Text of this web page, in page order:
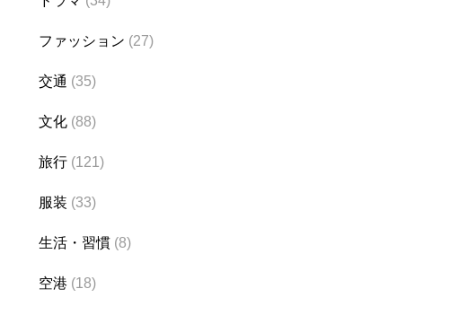
ファッション (27)
交通 (35)
文化 (88)
旅行 (121)
服装 (33)
生活・習慣 (8)
空港 (18)